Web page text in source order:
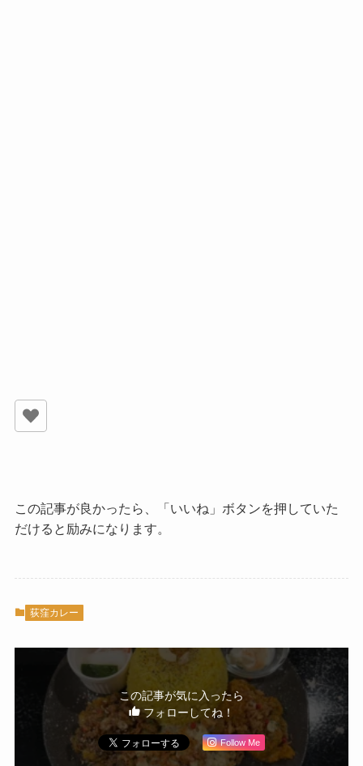
この記事が良かったら、「いいね」ボタンを押していた
だけると励みになります。
荻窪カレー
この記事が気に入ったら
フォローしてね！
Follow Me